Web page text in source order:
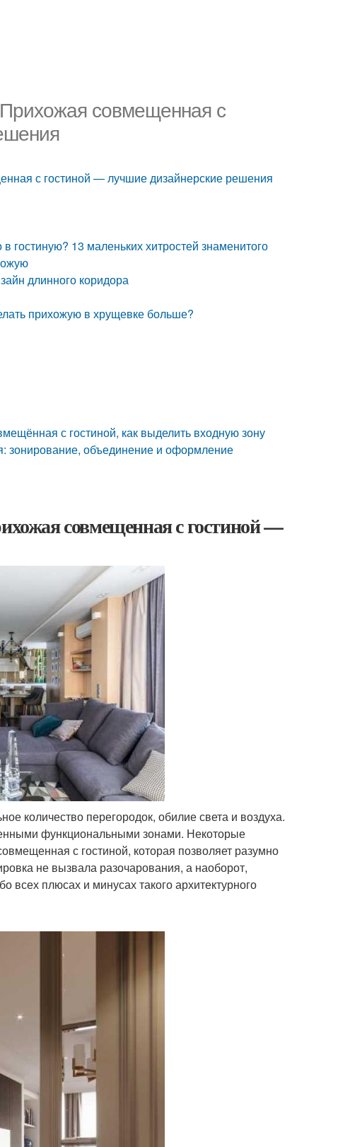
совмещенная с
с гостиной — лучшие дизайнерские решения
гостиную? 13 маленьких хитростей знаменитого
длинного коридора
прихожую в хрущевке больше?
с гостиной, как выделить входную зону
зонирование, объединение и оформление
совмещенная с гостиной —
количество перегородок, обилие света и воздуха.
функциональными зонами. Некоторые
с гостиной, которая позволяет разумно
не вызвала разочарования, а наоборот,
всех плюсах и минусах такого архитектурного